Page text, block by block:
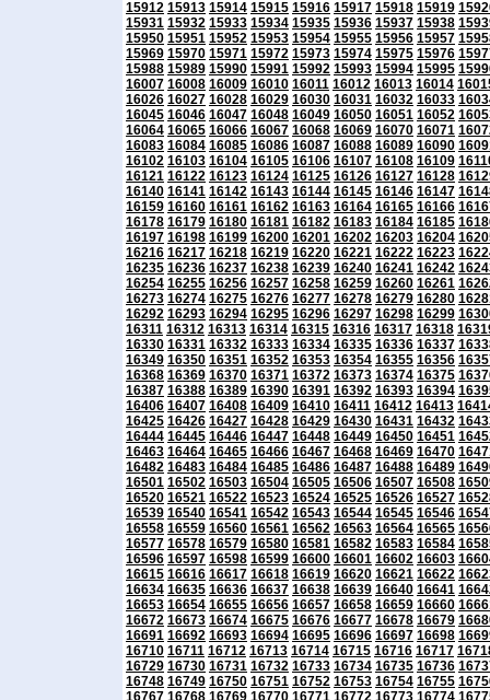
15912 15913 15914 15915 15916 15917 15918 15919
15931 15932 15933 15934 15935 15936 15937 15938
15950 15951 15952 15953 15954 15955 15956 15957
15969 15970 15971 15972 15973 15974 15975 15976
15988 15989 15990 15991 15992 15993 15994 15995
16007 16008 16009 16010 16011 16012 16013 16014
16026 16027 16028 16029 16030 16031 16032 16033
16045 16046 16047 16048 16049 16050 16051 16052
16064 16065 16066 16067 16068 16069 16070 16071
16083 16084 16085 16086 16087 16088 16089 16090
16102 16103 16104 16105 16106 16107 16108 16109
16121 16122 16123 16124 16125 16126 16127 16128
16140 16141 16142 16143 16144 16145 16146 16147
16159 16160 16161 16162 16163 16164 16165 16166
16178 16179 16180 16181 16182 16183 16184 16185
16197 16198 16199 16200 16201 16202 16203 16204
16216 16217 16218 16219 16220 16221 16222 16223
16235 16236 16237 16238 16239 16240 16241 16242
16254 16255 16256 16257 16258 16259 16260 16261
16273 16274 16275 16276 16277 16278 16279 16280
16292 16293 16294 16295 16296 16297 16298 16299
16311 16312 16313 16314 16315 16316 16317 16318
16330 16331 16332 16333 16334 16335 16336 16337
16349 16350 16351 16352 16353 16354 16355 16356
16368 16369 16370 16371 16372 16373 16374 16375
16387 16388 16389 16390 16391 16392 16393 16394
16406 16407 16408 16409 16410 16411 16412 16413
16425 16426 16427 16428 16429 16430 16431 16432
16444 16445 16446 16447 16448 16449 16450 16451
16463 16464 16465 16466 16467 16468 16469 16470
16482 16483 16484 16485 16486 16487 16488 16489
16501 16502 16503 16504 16505 16506 16507 16508
16520 16521 16522 16523 16524 16525 16526 16527
16539 16540 16541 16542 16543 16544 16545 16546
16558 16559 16560 16561 16562 16563 16564 16565
16577 16578 16579 16580 16581 16582 16583 16584
16596 16597 16598 16599 16600 16601 16602 16603
16615 16616 16617 16618 16619 16620 16621 16622
16634 16635 16636 16637 16638 16639 16640 16641
16653 16654 16655 16656 16657 16658 16659 16660
16672 16673 16674 16675 16676 16677 16678 16679
16691 16692 16693 16694 16695 16696 16697 16698
16710 16711 16712 16713 16714 16715 16716 16717
16729 16730 16731 16732 16733 16734 16735 16736
16748 16749 16750 16751 16752 16753 16754 16755
16767 16768 16769 16770 16771 16772 16773 16774